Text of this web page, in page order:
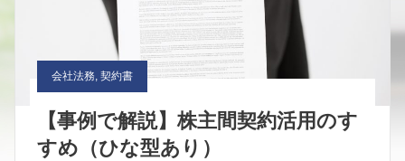
会社法務, 契約書
【事例で解説】株主間契約活用のす
すめ（ひな型あり）